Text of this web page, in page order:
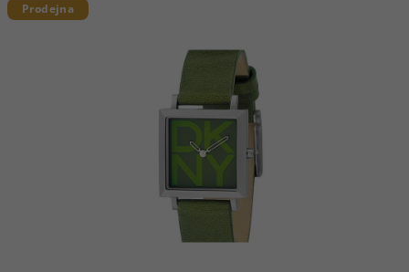
produktu
Prodejna